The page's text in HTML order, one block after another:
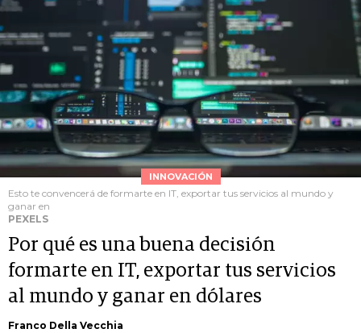
INNOVACIÓN
Esto te convencerá de formarte en IT, exportar tus servicios al mundo y
ganar en
PEXELS
Por qué es una buena decisión
formarte en IT, exportar tus servicios
al mundo y ganar en dólares
Franco Della Vecchia